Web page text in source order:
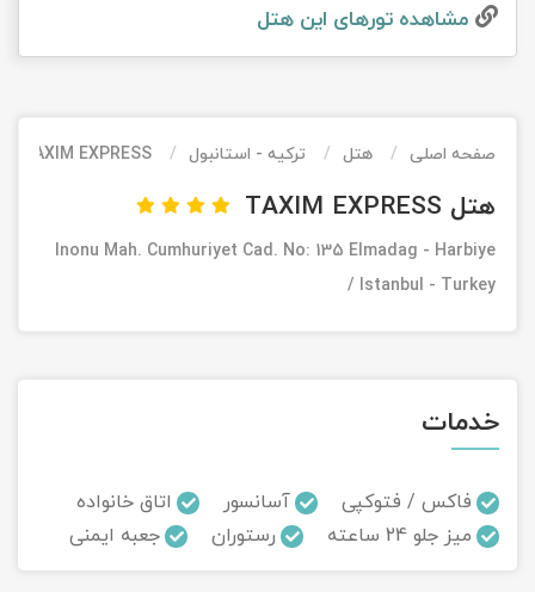
مشاهده تور‌های این هتل
صفحه اصلی هتل ترکیه - استانبول TAXIM EXPRESS
هتل TAXIM EXPRESS
Inonu Mah. Cumhuriyet Cad. No: 135 Elmadag - Harbiye
/ Istanbul - Turkey
خدمات
فاکس / فتوکپی آسانسور
اتاق خانواده
میز جلو 24 ساعته
رستوران جعبه ایمنی
تور کویر کاراکال
تور کویر مصر
تور کویر ابوزیدآباد
تور گلستان
تور سوباتان
تور کیش از ساری
اقساطی
تور کیش از بندرعباس
اقساطی
تور قزاقستان اقساطی
تور زیارتی اقساطی